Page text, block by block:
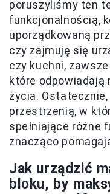
poruszyliśmy ten
funkcjonalnością,
uporządkowaną
czy zajmuję się
czy kuchni,
które odpowiadają
życia.
przestrzenią, w
spełniające różne
znacząco
Jak urządzić
bloku, by